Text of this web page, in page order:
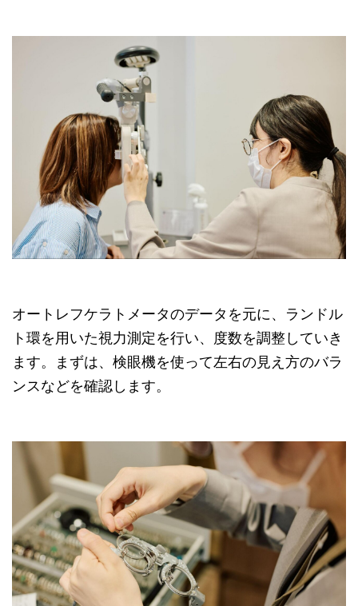
オートレフケラトメータのデータを元に、ランドル
ト環を用いた視力測定を行い、度数を調整していき
ます。まずは、検眼機を使って左右の見え方のバラ
ンスなどを確認します。